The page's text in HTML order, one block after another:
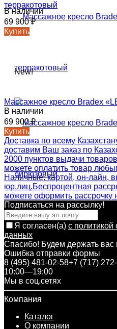
терракотовый
В наличии
69 900₽
Купить
New!
Массажное кресло Bradex
В наличии
69 900₽
Купить
Доставка по всему
доставим Ваш заказ по
2000 пунктов выдачи товаров
можете оплатить товар
Наличные, картой, он-лайн,
юр.лиц.Беспроцентная
можете оформить рассрочку
Подписаться на рассылкy!
Я согласен(a) с политикой
данных
Спасибо! Будем держать вас
Ошибка отправки формы
8 (495) 481-02-58+7 (717)
10:00—19:00
Мы в соц.сетях
Компания
Каталог
О компании